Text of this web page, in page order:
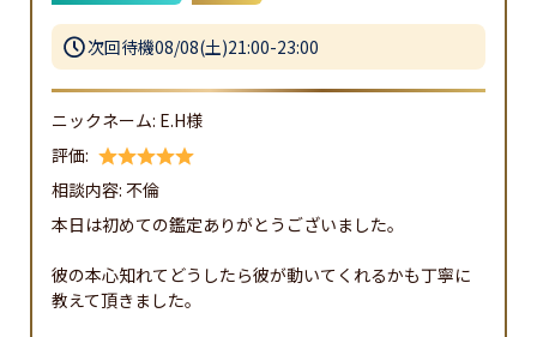
次回待機08/08(土)21:00-23:00
ニックネーム: E.H様
評価:
相談内容: 不倫
本日は初めての鑑定ありがとうございました。
彼の本心知れてどうしたら彼が動いてくれるかも丁寧に
教えて頂きました。